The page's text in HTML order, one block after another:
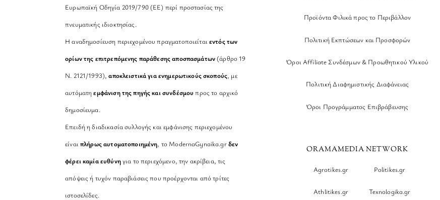
Ευρωπαϊκή Οδηγία 2019/790 (ΕΕ) περί προστασίας της
πνευματικής ιδιοκτησίας.
Η αναδημοσίευση περιεχομένου πραγματοποιείταιεντός των
ορίων της επιτρεπόμενης παράθεσης αποσπασμάτων(άρθρο 19
Ν. 2121/1993), αποκλειστικά για ενημερωτικούς σκοπούς, με
αυτόματηεμφάνιση της πηγής και συνδέσμου προς το αρχικό
δημοσίευμα.
Επειδή η διαδικασία συλλογής και εμφάνισης περιεχομένου
είναιπλήρως αυτοματοποιημένη, το ModernaGynaika.grδεν
φέρει καμία ευθύνηγια το περιεχόμενο, την ακρίβεια, τις
απόψεις ή τυχόν παραβιάσεις που προέρχονται από τρίτες
ιστοσελίδες.
Προϊόντα Φιλικά προς το Περιβάλλον
Πολιτική Εκπτώσεων και Προσφορών
Όροι Affiliate Συνδέσμων & Προωθητικού Υλικού
Πολιτική Διαφημιστικής Διαφάνειας
Όροι Προγράμματος Επιβράβευσης
ORAMAMEDIA NETWORK
Agrotikes.gr Politikes.gr
Athlitikes.gr Texnologika.gr